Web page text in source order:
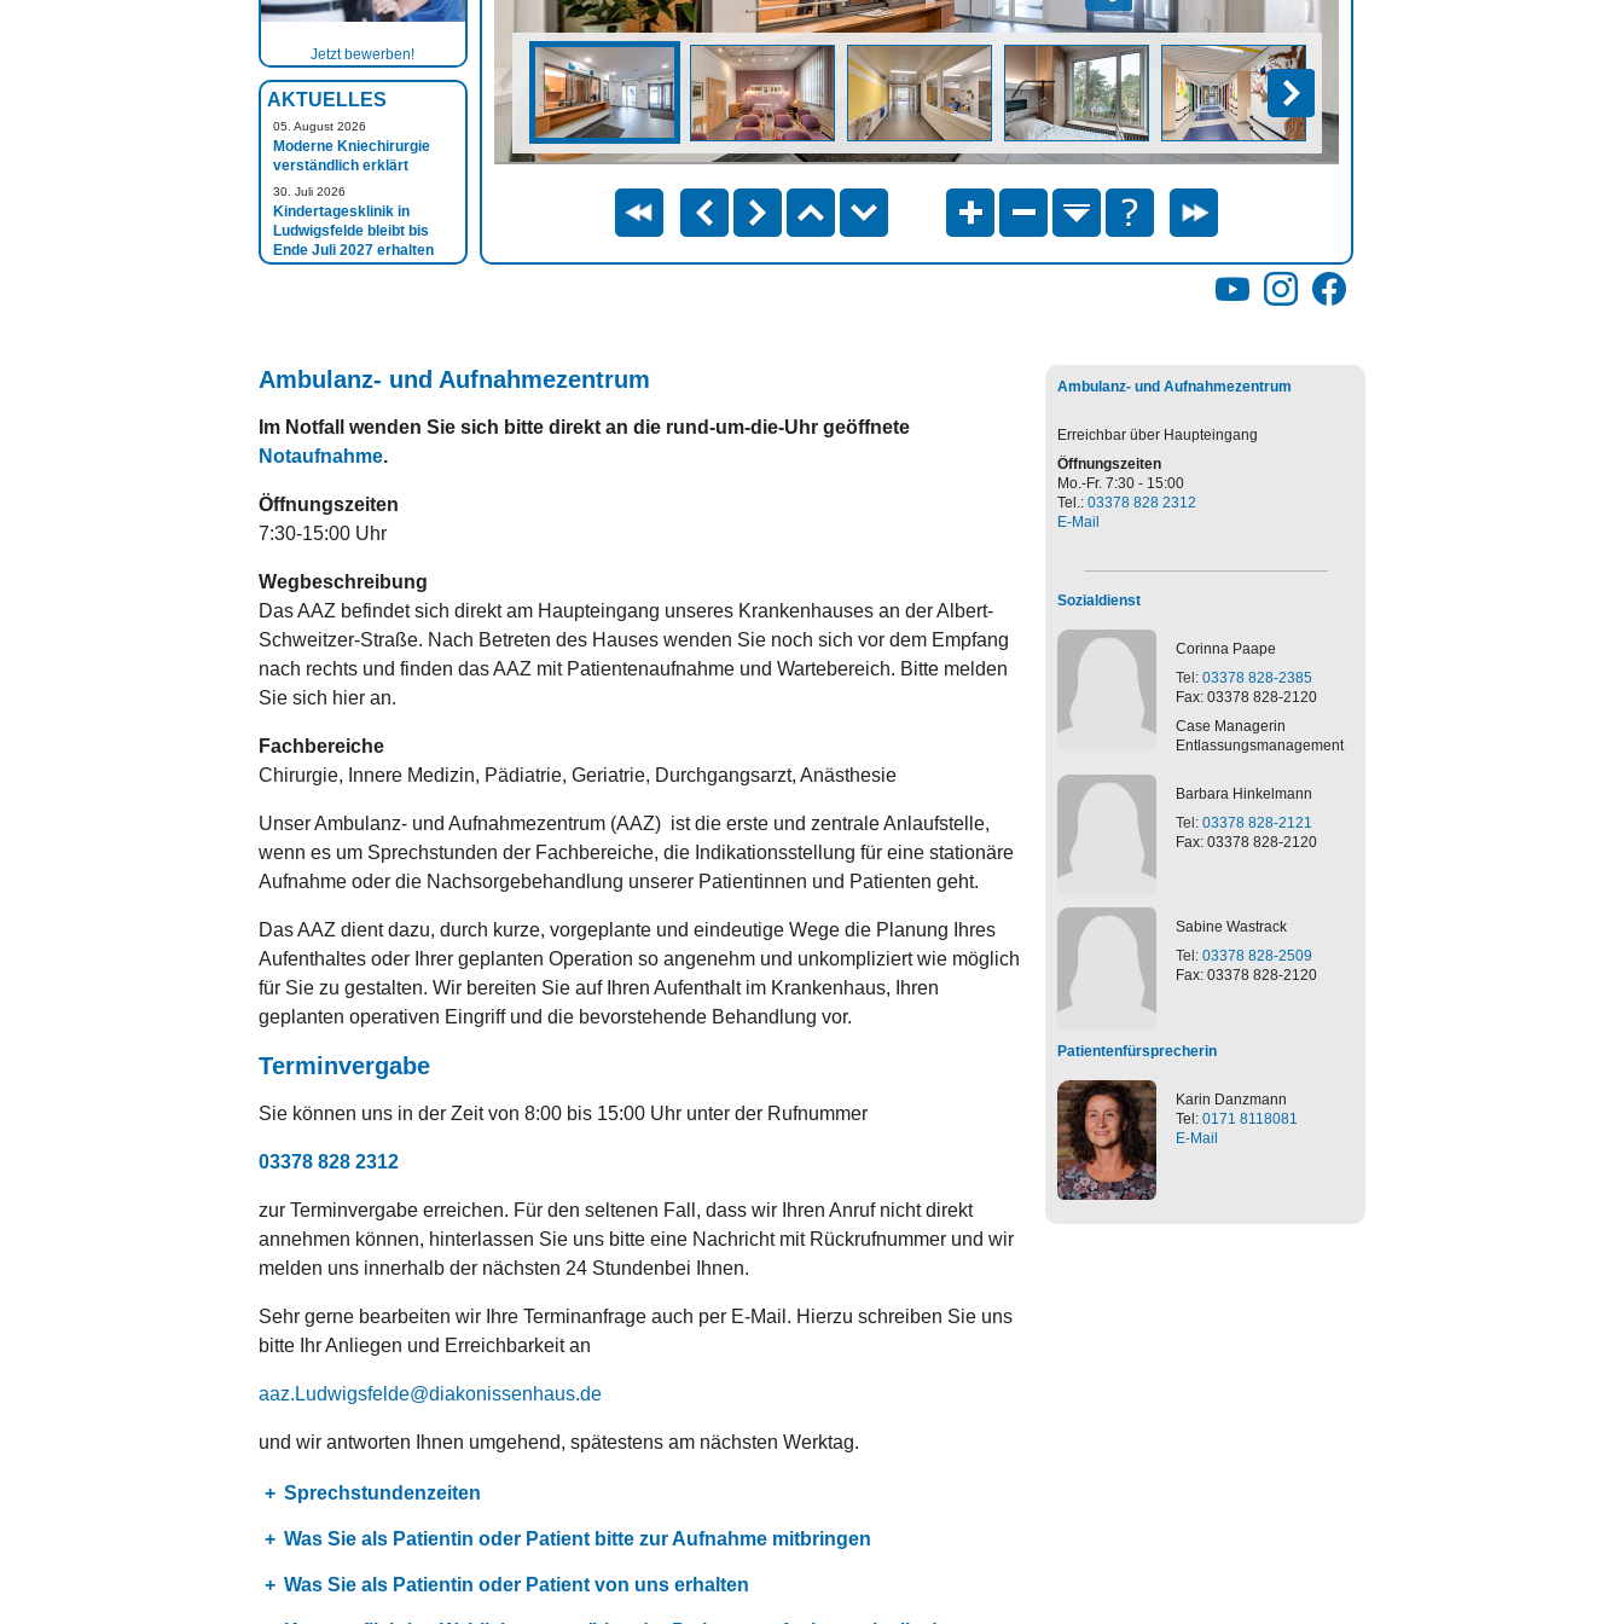
Jetzt bewerben!
AKTUELLES
05. August 2026
Moderne Kniechirurgie
verständlich erklärt
30. Juli 2026
Kindertagesklinik in
Ludwigsfelde bleibt bis
Ende Juli 2027 erhalten
YouTubeInstagramFacebook
Ambulanz- und Aufnahmezentrum
Im Notfall wenden Sie sich bitte direkt an die rund-um-die-Uhr geöffnete
Notaufnahme.
Öffnungszeiten
7:30-15:00 Uhr
Wegbeschreibung
Das AAZ befindet sich direkt am Haupteingang unseres Krankenhauses an der Albert-
Schweitzer-Straße. Nach Betreten des Hauses wenden Sie noch sich vor dem Empfang
nach rechts und finden das AAZ mit Patientenaufnahme und Wartebereich. Bitte melden
Sie sich hier an.
Fachbereiche
Chirurgie, Innere Medizin, Pädiatrie, Geriatrie, Durchgangsarzt, Anästhesie
Unser Ambulanz- und Aufnahmezentrum (AAZ) ist die erste und zentrale Anlaufstelle,
wenn es um Sprechstunden der Fachbereiche, die Indikationsstellung für eine stationäre
Aufnahme oder die Nachsorgebehandlung unserer Patientinnen und Patienten geht.
Das AAZ dient dazu, durch kurze, vorgeplante und eindeutige Wege die Planung Ihres
Aufenthaltes oder Ihrer geplanten Operation so angenehm und unkompliziert wie möglich
für Sie zu gestalten. Wir bereiten Sie auf Ihren Aufenthalt im Krankenhaus, Ihren
geplanten operativen Eingriff und die bevorstehende Behandlung vor.
Terminvergabe
Sie können uns in der Zeit von 8:00 bis 15:00 Uhr unter der Rufnummer
03378 828 2312
zur Terminvergabe erreichen. Für den seltenen Fall, dass wir Ihren Anruf nicht direkt
annehmen können, hinterlassen Sie uns bitte eine Nachricht mit Rückrufnummer und wir
melden uns innerhalb der nächsten 24 Stundenbei Ihnen.
Sehr gerne bearbeiten wir Ihre Terminanfrage auch per E-Mail. Hierzu schreiben Sie uns
bitte Ihr Anliegen und Erreichbarkeit an
aaz.Ludwigsfelde diakonissenhaus de
und wir antworten Ihnen umgehend, spätestens am nächsten Werktag.
Sprechstundenzeiten
Was Sie als Patientin oder Patient bitte zur Aufnahme mitbringen
Was Sie als Patientin oder Patient von uns erhalten
Ambulanz- und Aufnahmezentrum
Erreichbar über Haupteingang
Öffnungszeiten
Mo.-Fr. 7:30 - 15:00
Tel.:03378 828 2312
E-Mail
Sozialdienst
CorinnaPaape
Tel: 03378 828-2385
Fax: 03378 828-2120
Case Managerin
Entlassungsmanagement
BarbaraHinkelmann
Tel: 03378 828-2121
Fax: 03378 828-2120
Sabine Wastrack
Tel: 03378 828-2509
Fax: 03378 828-2120
Patientenfürsprecherin
Karin Danzmann
Tel: 0171 8118081
E-Mail